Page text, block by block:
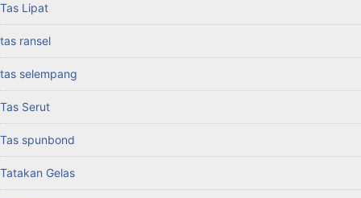
Tas Lipat
tas ransel
tas selempang
Tas Serut
Tas spunbond
Tatakan Gelas